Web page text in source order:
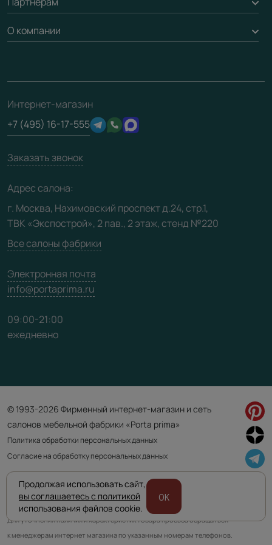
Рейки, баффели, стеллажи
Погонаж
Гарантия
Вопрос-ответ
Отзывы клиентов
Техническая информация
Юридическая информация
Доставка
Дизайнерам / архитекторам
3D-модели
О компании
О фабрике
Сертификаты
Производство
Вакансии
Карта сайта
Интернет-магазин
+7 (495) 16-17-555
Заказать звонок
Адрес салона:
г. Москва, Нахимовский проспект д.24, стр.1,
ТВК «Экспострой», 2 пав., 2 этаж, стенд №220
Все салоны фабрики
Электронная почта
info@portaprima.ru
09:00-21:00
ежедневно
© 1993-2026 Фирменный интернет-магазин и сеть
салонов мебельной фабрики «Porta prima»
Политика обработки персональных данных
Согласие на обработку персональных данных
Приведенная на сайте информация не является публичной офертой
и носит информационно ознакомительный характер.
Для уточнения наличия и характеристик товара просьба обращаться
к менеджерам интернет магазина по указанным номерам телефонов.
Продолжая использовать сайт,
вы соглашаетесь с политикой
использования файлов cookie.
OK